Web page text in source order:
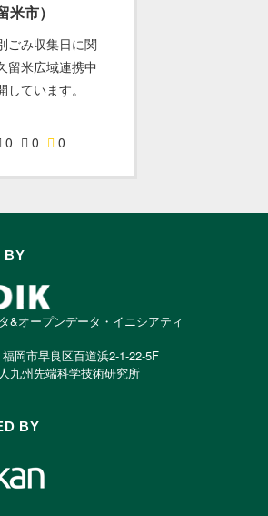
米市）
ごみ収集日に関
留米広域連携中
ています。
0 0 0
BY
&オープンデータ・イニシアティ
岡市早良区百道浜2-1-22-5F
九州先端科学技術研究所
BY